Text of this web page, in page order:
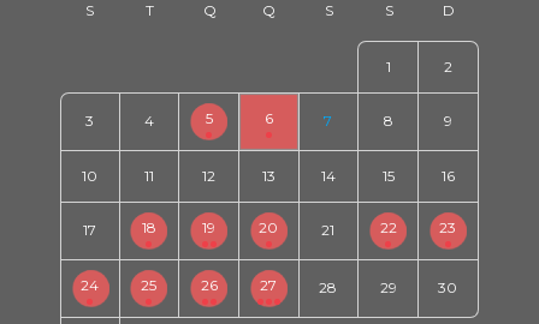
1 2
3 4 5 6 7 8 9
10 11 12 13 14 15 16
17 18 19 20 21 22 23
24 25 26 27 28 29 30